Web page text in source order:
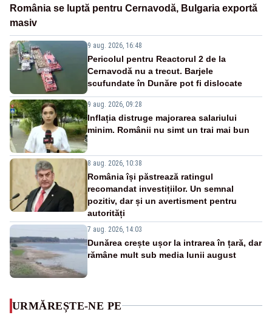
România se luptă pentru Cernavodă, Bulgaria exportă
masiv
9 aug. 2026, 16:48
Pericolul pentru Reactorul 2 de la
Cernavodă nu a trecut. Barjele
scufundate în Dunăre pot fi dislocate
9 aug. 2026, 09:28
Inflația distruge majorarea salariului
minim. Românii nu simt un trai mai bun
8 aug. 2026, 10:38
România își păstrează ratingul
recomandat investițiilor. Un semnal
pozitiv, dar și un avertisment pentru
autorități
7 aug. 2026, 14:03
Dunărea crește ușor la intrarea în țară, dar
rămâne mult sub media lunii august
URMĂREȘTE-NE PE